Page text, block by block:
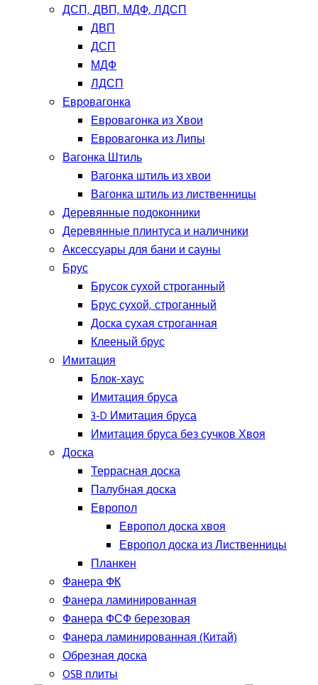
ДСП, ДВП, МДФ, ЛДСП
ДВП
ДСП
МДФ
ЛДСП
Евровагонка
Евровагонка из Хвои
Евровагонка из Липы
Вагонка Штиль
Вагонка штиль из хвои
Вагонка штиль из лиственницы
Деревянные подоконники
Деревянные плинтуса и наличники
Аксессуары для бани и сауны
Брус
Брусок сухой строганный
Брус сухой, строганный
Доска сухая строганная
Клееный брус
Имитация
Блок-хаус
Имитация бруса
3-D Имитация бруса
Имитация бруса без сучков Хвоя
Доска
Террасная доска
Палубная доска
Европол
Европол доска хвоя
Европол доска из Лиственницы
Планкен
Фанера ФК
Фанера ламинированная
Фанера ФСФ березовая
Фанера ламинированная (Китай)
Обрезная доска
OSB плиты